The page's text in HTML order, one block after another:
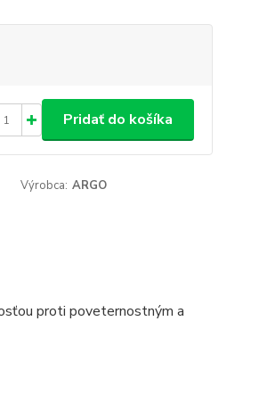
Pridať do košíka
Výrobca: ARGO
proti poveternostným a